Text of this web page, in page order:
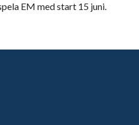
EM med start 15 juni.